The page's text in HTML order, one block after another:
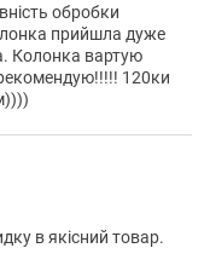
обробки
прийшла дуже
Колонка вартую
120ки
в якісний товар.